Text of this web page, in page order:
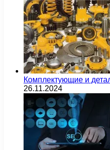
Комплектующие и
26.11.2024